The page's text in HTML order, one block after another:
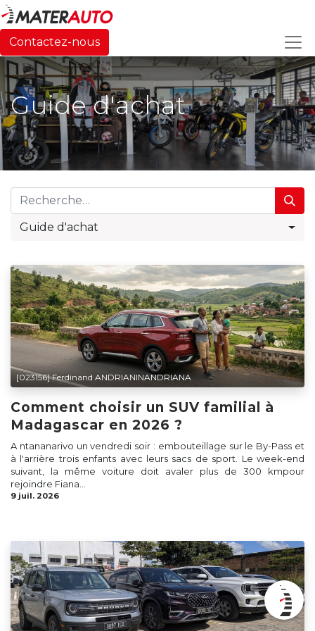
Contactez-nous
Guide d'achat
Guide d'achat
[023156] Ferdinand ANDRIANINANDRIANA
Comment choisir un SUV familial à
Madagascar en 2026 ?
A ntananarivo un vendredi soir : embouteillage sur le By-Pass et
à l'arrière trois enfants avec leurs sacs de sport. Le week-end
suivant, la même voiture doit avaler plus de 300 kmpour
rejoindre Fiana...
9 juil. 2026